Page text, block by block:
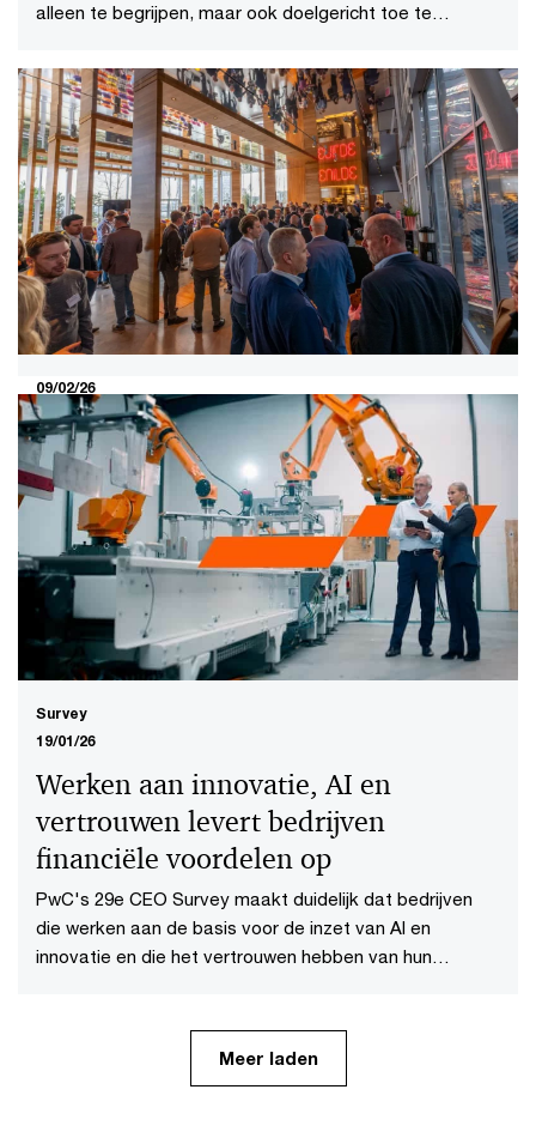
alleen te begrijpen, maar ook doelgericht toe te
09/02/26
Samenwerken aan veiligheid:
kansen voor het Nederlandse
bedrijfsleven
Defensie biedt het Nederlandse bedrijfsleven nieuwe
kansen via samenwerking, investeringen en innovatie
voor een weerbare economie.
Survey
19/01/26
Werken aan innovatie, AI en
vertrouwen levert bedrijven
financiële voordelen op
PwC's 29e CEO Survey maakt duidelijk dat bedrijven
die werken aan de basis voor de inzet van AI en
innovatie en die het vertrouwen hebben van hun
Meer laden